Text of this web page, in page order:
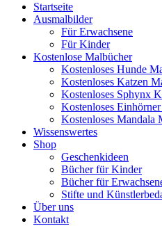
Startseite
Ausmalbilder
Für Erwachsene
Für Kinder
Kostenlose Malbücher
Kostenloses Hunde
Kostenloses Katzen
Kostenloses Sphynx
Kostenloses
Kostenloses Mandala
Wissenswertes
Shop
Geschenkideen
Bücher für Kinder
Bücher für
Stifte und
Über uns
Kontakt